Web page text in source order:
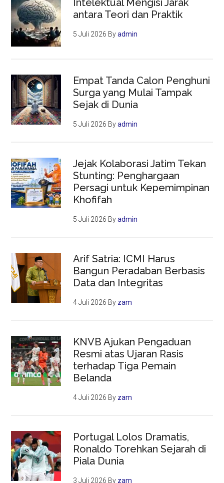
Intelektual Mengisi Jarak
antara Teori dan Praktik
5 Juli 2026 Byadmin
Empat Tanda Calon Penghuni
Surga yang Mulai Tampak
Sejak di Dunia
5 Juli 2026 Byadmin
Jejak Kolaborasi Jatim Tekan
Stunting: Penghargaan
Persagi untuk Kepemimpinan
Khofifah
5 Juli 2026 Byadmin
Arif Satria: ICMI Harus
Bangun Peradaban Berbasis
Data dan Integritas
4 Juli 2026 By zam
KNVB Ajukan Pengaduan
Resmi atas Ujaran Rasis
terhadap Tiga Pemain
Belanda
4 Juli 2026 By zam
Portugal Lolos Dramatis,
Ronaldo Torehkan Sejarah di
Piala Dunia
3 Juli 2026 By zam